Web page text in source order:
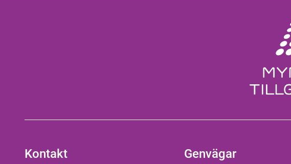
Kontakt Genvägar